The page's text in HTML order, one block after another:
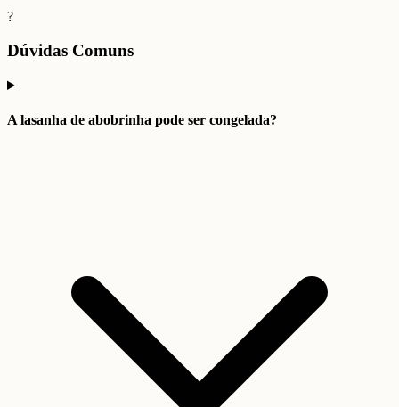
?
Dúvidas Comuns
A lasanha de abobrinha pode ser congelada?